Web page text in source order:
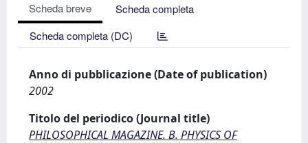
Scheda breve
Scheda completa
Scheda completa (DC)
Anno di pubblicazione (Date of publication)
2002
Titolo del periodico (Journal title)
PHILOSOPHICAL MAGAZINE. B. PHYSICS OF